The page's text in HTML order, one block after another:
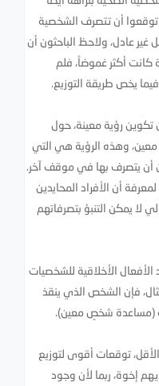
أن تتصرف الشخصية
غير عادل، ولاحظ الباحثون أن
كانت أكثر غموضاً، فلم
يخص طريقة التوزيع.
تكوين رؤية معينة، حول
وهذه الرؤية هي التي
أن يتصرف بها في موقف آخر.
أن الأفراد المحايدين
لا يمكن التنبؤ بتصرفاتهم
الأفعال الأخلاقية للشخصيات
فإن الشخص الذي ينقذ
(مساعدة شخصٍ معين).
توقعات أقوى لتوزيع
إخوة، ربما لأن وجود